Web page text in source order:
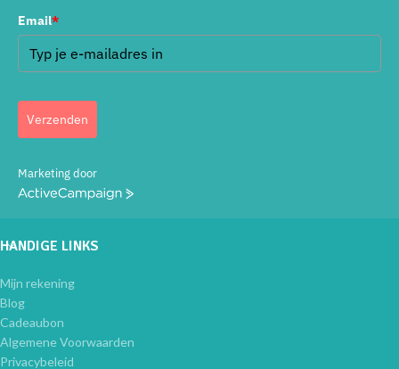
Email*
Verzenden
Marketing door
ActiveCampaign
HANDIGE LINKS
Mijn rekening
Blog
Cadeaubon
Algemene Voorwaarden
Privacybeleid